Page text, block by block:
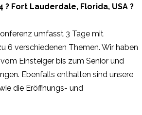
? Fort Lauderdale, Florida, USA ?
umfasst 3 Tage mit
6 verschiedenen Themen. Wir haben
Einsteiger bis zum Senior und
Ebenfalls enthalten sind unsere
die Eröffnungs- und